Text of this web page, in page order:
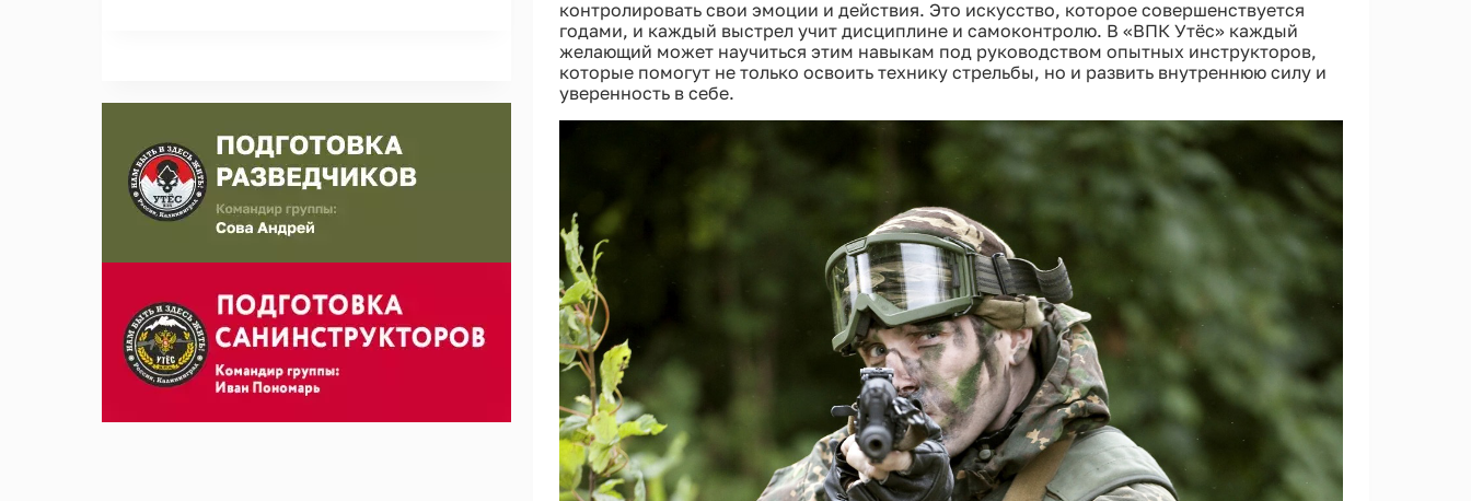
контролировать свои эмоции и действия. Это искусство, которое совершенствуется
годами, и каждый выстрел учит дисциплине и самоконтролю. В «ВПК Утёс» каждый
желающий может научиться этим навыкам под руководством опытных инструкторов,
которые помогут не только освоить технику стрельбы, но и развить внутреннюю силу и
уверенность в себе.